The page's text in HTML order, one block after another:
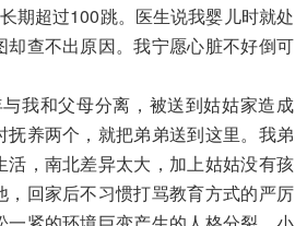
期超过100跳。医生说我婴儿时就处
却查不出原因。我宁愿心脏不好倒可
我和父母分离，被送到姑姑家造成
抚养两个，就把弟弟送到这里。我弟
活，南北差异太大，加上姑姑没有孩
，回家后不习惯打骂教育方式的严厉